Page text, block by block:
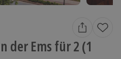
der Ems für 2 (1